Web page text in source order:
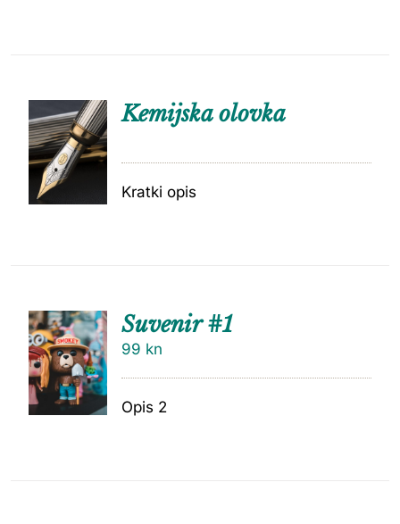
Kemijska olovka
Kratki opis
DODAJ
U
KOŠARI
CU
Suvenir #1
99 kn
Opis 2